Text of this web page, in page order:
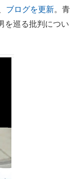
ブログを更新。青
を巡る批判につい